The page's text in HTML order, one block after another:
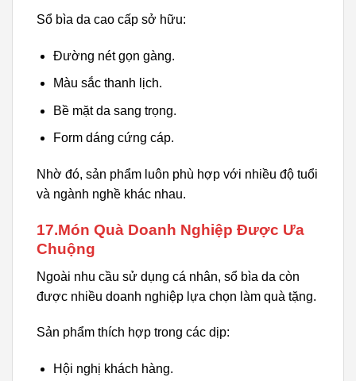
Sổ bìa da cao cấp sở hữu:
Đường nét gọn gàng.
Màu sắc thanh lịch.
Bề mặt da sang trọng.
Form dáng cứng cáp.
Nhờ đó, sản phẩm luôn phù hợp với nhiều độ tuổi
và ngành nghề khác nhau.
17.Món Quà Doanh Nghiệp Được Ưa
Chuộng
Ngoài nhu cầu sử dụng cá nhân, sổ bìa da còn
được nhiều doanh nghiệp lựa chọn làm quà tặng.
Sản phẩm thích hợp trong các dịp:
Hội nghị khách hàng.